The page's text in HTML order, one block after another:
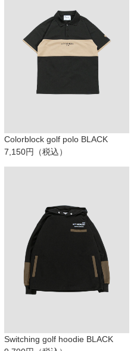
Colorblock golf polo BLACK
7,150円（税込）
Switching golf hoodie BLACK